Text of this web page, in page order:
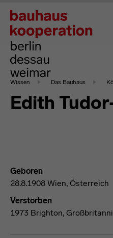
Wissen Das Bauhaus
Edith
Geboren
28.8.1908 Wien, Österreich
Verstorben
1973 Brighton,